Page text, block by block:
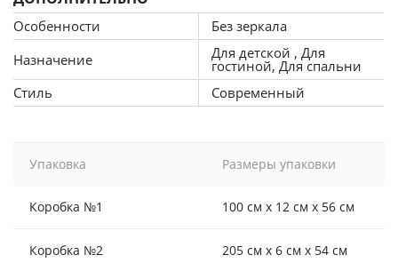
Особенности
Без зеркала
Назначение
Для детской , Для
гостиной, Для спальни
Стиль
Современный
Упаковка Размеры упаковки
Коробка №1 100 см x 12 см x 56 см
Коробка №2 205 см x 6 см x 54 см